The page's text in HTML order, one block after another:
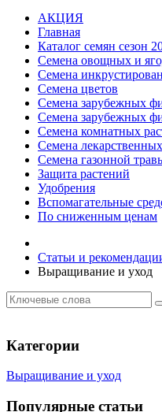
АКЦИЯ
Главная
Каталог семян сезон
Семена овощных и
Семена
Семена цветов
Семена зарубежных
Семена зарубежных
Семена комнатных
Семена
Семена газонной
Защита растений
Удобрения
Вспомагательные
По сниженным ценам
Статьи и
Выращивание и уход
Категории
Выращивание и уход
Популярные статьи